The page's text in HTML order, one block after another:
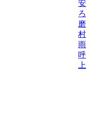
安
ろ
磨
村
雨
呼